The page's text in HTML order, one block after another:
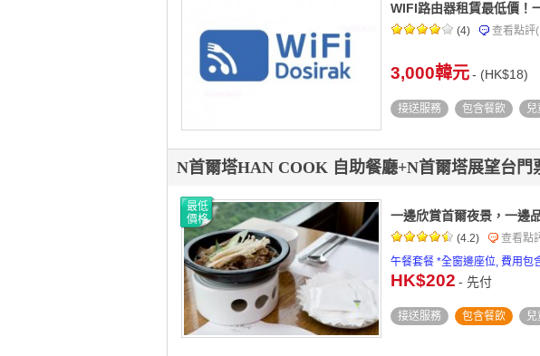
WIFI路由器租賃最低價！
(4) 查看點評
3,000韓元- (HK$18)
接送服務 包含餐飲
N首爾塔HAN COOK 自助餐廳+N首爾塔展望台門
最低
價格
一邊欣賞首爾夜景，一邊
(4.2) 查看點
午餐套餐 *全窗邊座位, 費用包
HK$202 - 先付
接送服務 包含餐飲